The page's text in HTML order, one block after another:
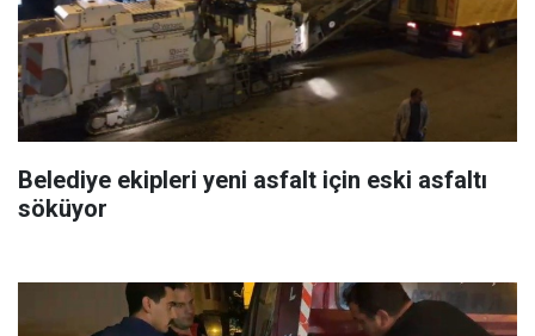
Belediye ekipleri yeni asfalt için eski asfaltı
söküyor